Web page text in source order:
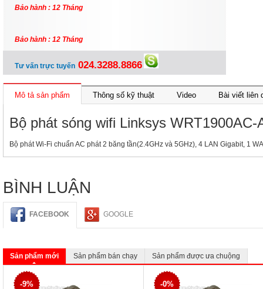
Bảo hành : 12 Tháng
Bảo hành : 12 Tháng
Tư vấn trực tuyến 024.3288.8866
Mô tả sản phẩm Thông số kỹ thuật Video Bài viết liên
Bộ phát sóng wifi Linksys WRT1900AC-
Bộ phát Wi-Fi chuẩn AC phát 2 băng tần(2.4GHz và 5GHz), 4 LAN Gigabit, 1
BÌNH LUẬN
FACEBOOK GOOGLE
Sản phẩm mới Sản phẩm bán chạy Sản phẩm được ưa chuộng
-9% -0%